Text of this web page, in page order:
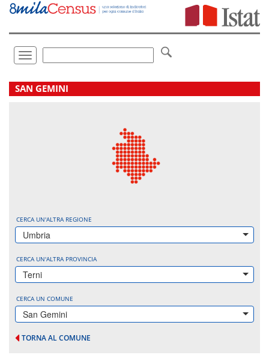
Vai
direttamente
Toggle
navigation
.
SAN GEMINI
CERCA UN'ALTRA REGIONE
Umbria
CERCA UN'ALTRA PROVINCIA
Terni
CERCA UN COMUNE
San Gemini
TORNA AL COMUNE